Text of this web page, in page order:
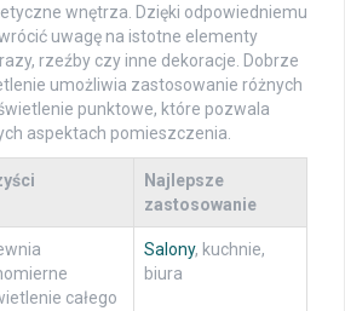
wnętrza. Dzięki odpowiedniemu
uwagę na istotne elementy
rzeźby czy inne dekoracje. Dobrze
umożliwia zastosowanie różnych
punktowe, które pozwala
aspektach pomieszczenia.
Najlepsze
zastosowanie
całego
Salony, kuchnie,
biura